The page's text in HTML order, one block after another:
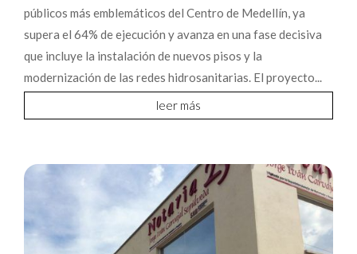
públicos más emblemáticos del Centro de Medellín, ya
supera el 64% de ejecución y avanza en una fase decisiva
que incluye la instalación de nuevos pisos y la
modernización de las redes hidrosanitarias. El proyecto...
leer más